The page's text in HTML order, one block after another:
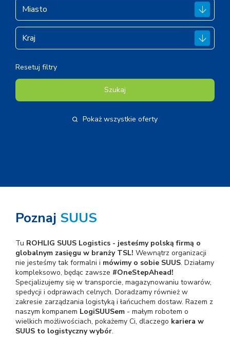
Resetuj filtry
Pokaż wszystkie oferty
Szukaj
Poznaj SUUS
Tu ROHLIG SUUS Logistics - jesteśmy polską firmą o
globalnym zasięgu w branży TSL! Wewnątrz organizacji
nie jesteśmy tak formalni i mówimy o sobie SUUS. Działamy
kompleksowo, będąc zawsze #OneStepAhead!
Specjalizujemy się w transporcie, magazynowaniu towarów,
spedycji i odprawach celnych. Doradzamy również w
zakresie zarządzania logistyką i łańcuchem dostaw. Razem z
naszym kompanem LogiSUUSem- małym robotem o
wielkich możliwościach, pokażemy Ci, dlaczego kariera w
SUUS to logistyczny wybór.